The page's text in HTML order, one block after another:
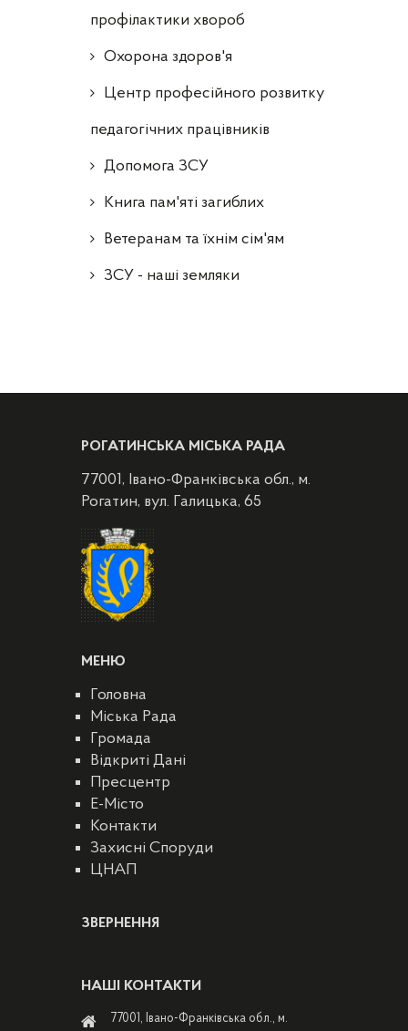
профілактики хвороб
Охорона здоров'я
Центр професійного розвитку
педагогічних працівників
Допомога ЗСУ
Книга пам'яті загиблих
Ветеранам та їхнім сім'ям
ЗСУ - наші земляки
РОГАТИНСЬКА МІСЬКА РАДА
77001, Івано-Франківська обл., м.
Рогатин, вул. Галицька, 65
МЕНЮ
Головна
Міська Рада
Громада
Відкриті Дані
Пресцентр
E-Місто
Контакти
Захисні Споруди
ЦНАП
ЗВЕРНЕННЯ
НАШІ КОНТАКТИ
77001, Івано-Франківська обл., м.